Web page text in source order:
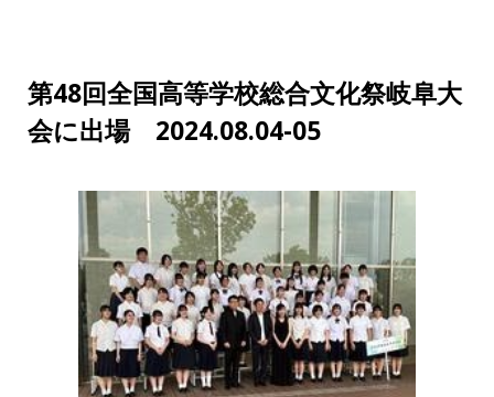
第48回全国高等学校総合文化祭岐阜大
会に出場 2024.08.04-05